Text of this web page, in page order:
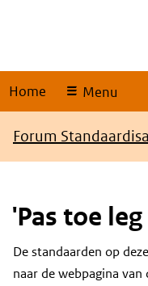
Home Menu
Kruimelpad
Forum
'Pas toe
Content
De standaarden op
naar de webpagina